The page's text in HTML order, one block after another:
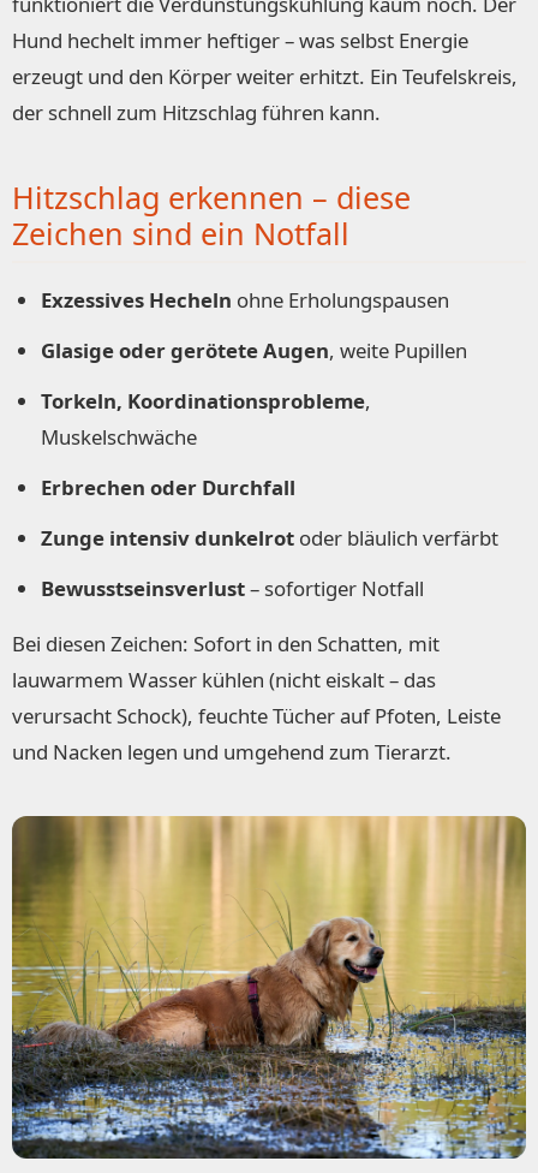
Hund hechelt immer heftiger – was selbst Energie
erzeugt und den Körper weiter erhitzt. Ein Teufelskreis,
der schnell zum Hitzschlag führen kann.
Hitzschlag erkennen – diese
Zeichen sind ein Notfall
Exzessives Hecheln ohne Erholungspausen
Glasige oder gerötete Augen, weite Pupillen
Torkeln, Koordinationsprobleme,
Muskelschwäche
Erbrechen oder Durchfall
Zunge intensiv dunkelrot oder bläulich verfärbt
Bewusstseinsverlust– sofortiger Notfall
Bei diesen Zeichen: Sofort in den Schatten, mit
lauwarmem Wasser kühlen (nicht eiskalt – das
verursacht Schock), feuchte Tücher auf Pfoten, Leiste
und Nacken legen und umgehend zum Tierarzt.